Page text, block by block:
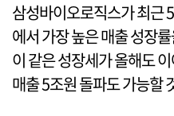
삼성바이오로직스가 최근
에서 가장 높은 매출 성장
이 같은 성장세가 올해도
매출 5조원 돌파도 가능할